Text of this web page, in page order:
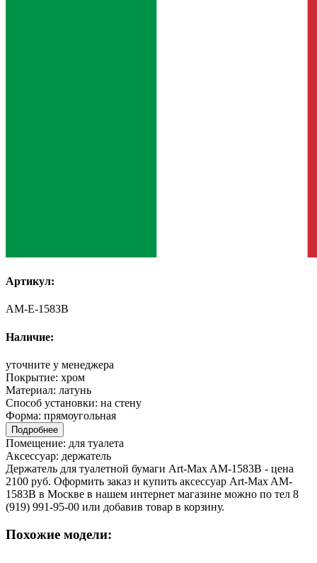
Артикул:
AM-E-1583B
Наличие:
уточните у менеджера
Покрытие: хром
Материал: латунь
Способ установки: на стену
Форма: прямоугольная
Подробнее
Помещение: для туалета
Аксессуар: держатель
Держатель для туалетной бумаги Art-Max AM-1583B - цена
2100 руб. Оформить заказ и купить аксессуар Art-Max AM-
1583B в Москве в нашем интернет магазине можно по тел 8
(919) 991-95-00 или добавив товар в корзину.
Похожие модели: